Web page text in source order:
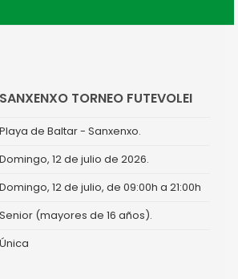
TORNEO FUTEVOLEI
Playa de Baltar - Sanxenxo.
Domingo, 12 de julio de 2026.
Domingo, 12 de julio, de 09:00h a 21:00h
Senior (mayores de 16 años).
Única